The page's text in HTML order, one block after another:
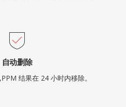
自动删除
结果在 24 小时内移除。